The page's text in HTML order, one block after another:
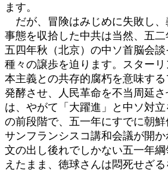
ます。
だが、冒険はみじめに失敗し、
事態を収拾した中共は当然、五二
五四年秋（北京）の中ソ首脳会
種々の譲歩を迫ります。スター
本主義との共存的腐朽を意味す
発酵させ、人民革命を不当周延
は、やがて「大躍進」と中ソ対
の前段階で、五一年にすでに朝鮮
サンフランシスコ講和会議が開
文の出し後れでしかない五一年
えたまま、徳球さんは悶死せざ